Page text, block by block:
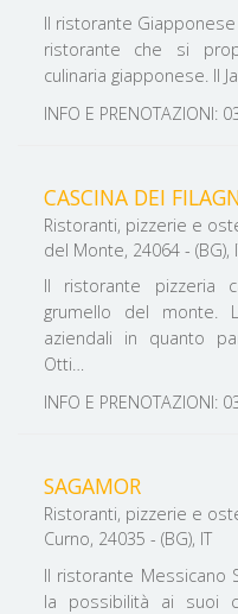
Il ristorante Giapponese
ristorante che si
culinaria giapponese. Il
INFO E PRENOTAZIONI:
CASCINA DEI
Ristoranti, pizzerie e osterie - Via Brescia, 51 -
del Monte, 24064 - (BG),
Il ristorante pizzeria
grumello del monte.
aziendali in quanto
Otti…
INFO E PRENOTAZIONI:
SAGAMOR
Ristoranti, pizzerie e osterie - Via Battista
Curno, 24035 - (BG), IT
Il ristorante Messicano
la possibilità ai suoi